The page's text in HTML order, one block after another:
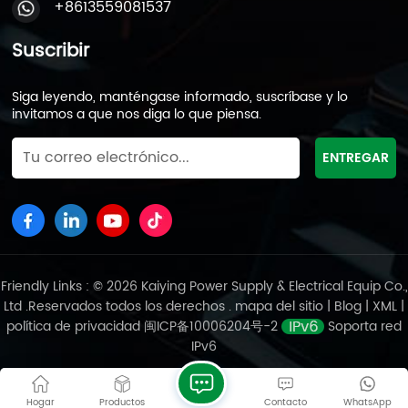
cortes de energía instantáneos y cortes de energía
accidentales. Los sistemas de energía UPS para
energía industrial se utilizan principalmente en:
industrias de equipos de energía industrial como
electricidad, medicina, automóviles y otros campos.
La calidad de los equipos de suministro de energía
ininterrumpida de CA y CC, como la apertura y cierre
de disyuntores de alto voltaje, protección de relés,
dispositivos automáticos, dispositivos de señalización,
funcionamiento seguro de la red eléctrica y es el
"corazón " de equipos de generación de energía y
equipos de transmisión y transformación de energía.
vehículos eléctricos Baterías de plomo-ácido para
almacenamiento de energía adecuadas para
equipos de generación de energía solar, eólica y
otros nuevos. La tecnología de almacenamiento de
energía se utiliza ampliamente y tiene un enorme
potencial de mercado. Es un eslabón clave en la
+8613559081537
Suscribir
Siga leyendo, manténgase informado, suscríbase y lo
invitamos a que nos diga lo que piensa.
Friendly Links : © 2026 Kaiying Power Supply & Electrical Equip Co.,
Ltd .Reservados todos los derechos . mapa del sitio | Blog | XML |
política de privacidad 闽ICP备10006204号-2
Soporta red
IPv6
Hogar Productos WhatsApp
Contacto